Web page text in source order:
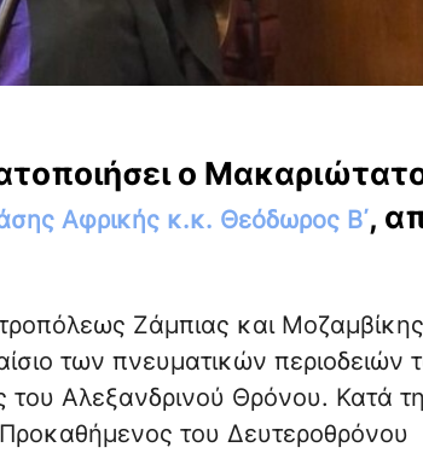
ο
Αφρικής κ.κ. Θεόδωρος Β΄,
Ζάμπιας και
των πνευματικών περιοδειών
του Αλεξανδρινού Θρόνου. Κατά
του Δευτεροθρόνου